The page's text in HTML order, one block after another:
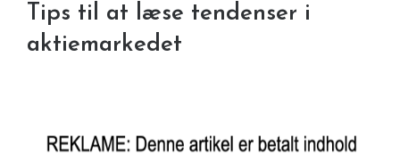
Tips til at læse tendenser i
aktiemarkedet